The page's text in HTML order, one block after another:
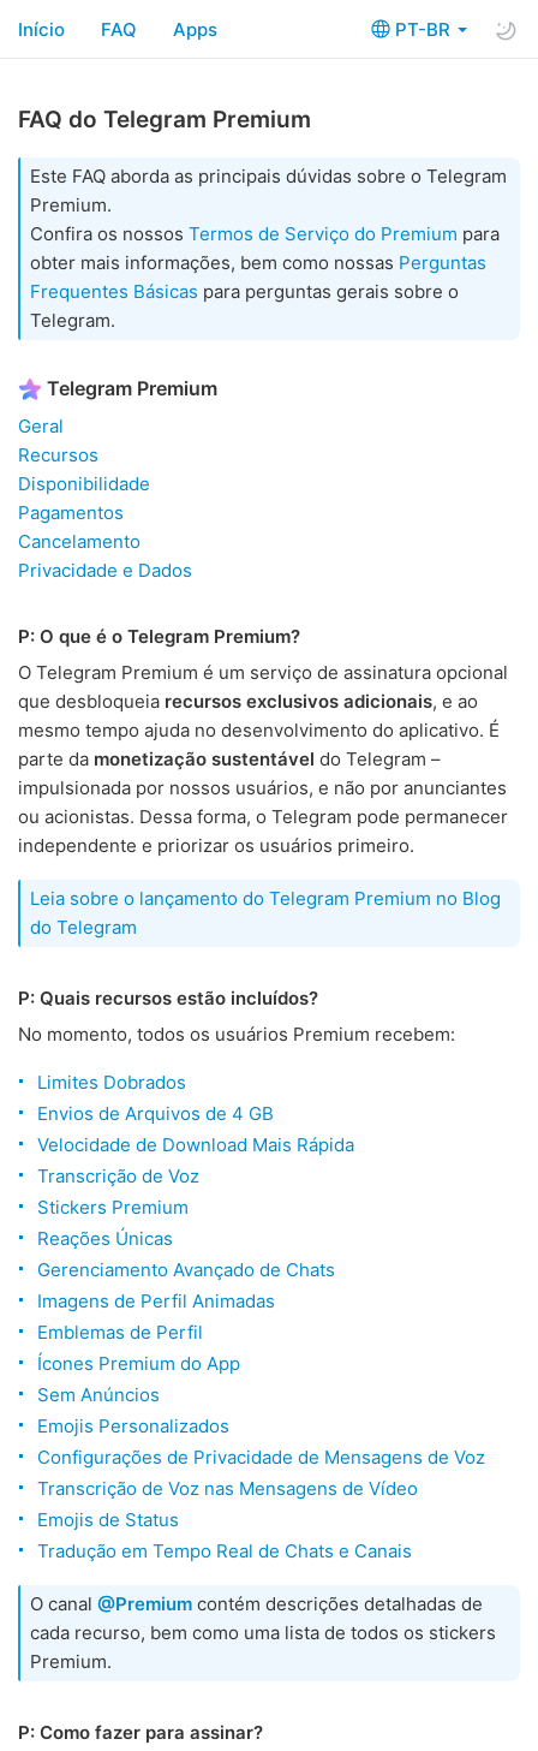
PT-BR
Início FAQ Apps
FAQ do Telegram Premium
Este FAQ aborda as principais dúvidas sobre o Telegram
Premium.
Confira os nossos Termos de Serviço do Premium para
obter mais informações, bem como nossas Perguntas
Frequentes Básicas para perguntas gerais sobre o
Telegram.
Telegram Premium
Geral
Recursos
Disponibilidade
Pagamentos
Cancelamento
Privacidade e Dados
P: O que é o Telegram Premium?
O Telegram Premium é um serviço de assinatura opcional
que desbloqueia recursos exclusivos adicionais, e ao
mesmo tempo ajuda no desenvolvimento do aplicativo. É
parte da monetização sustentável do Telegram –
impulsionada por nossos usuários, e não por anunciantes
ou acionistas. Dessa forma, o Telegram pode permanecer
independente e priorizar os usuários primeiro.
Leia sobre o lançamento do Telegram Premium no Blog
do Telegram
P: Quais recursos estão incluídos?
No momento, todos os usuários Premium recebem:
Limites Dobrados
Envios de Arquivos de 4 GB
Velocidade de Download Mais Rápida
Transcrição de Voz
Stickers Premium
Reações Únicas
Gerenciamento Avançado de Chats
Imagens de Perfil Animadas
Emblemas de Perfil
Ícones Premium do App
Sem Anúncios
Emojis Personalizados
Configurações de Privacidade de Mensagens de Voz
Transcrição de Voz nas Mensagens de Vídeo
Emojis de Status
Tradução em Tempo Real de Chats e Canais
O canal @Premium contém descrições detalhadas de
cada recurso, bem como uma lista de todos os stickers
Premium.
P: Como fazer para assinar?